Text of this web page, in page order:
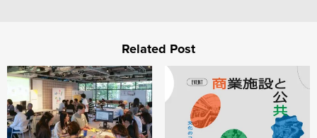
Related Post
Service Design Jam vol.4 他社のサービスを勝手に考える
【アーカイブ配信】商業施